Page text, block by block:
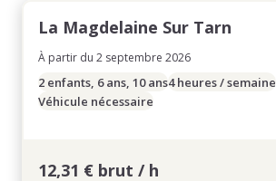
La Magdelaine Sur Tarn
À partir du 2 septembre 2026
2 enfants, 6 ans, 10 ans4 heures / semaine
Véhicule nécessaire
12,31 € brut / h